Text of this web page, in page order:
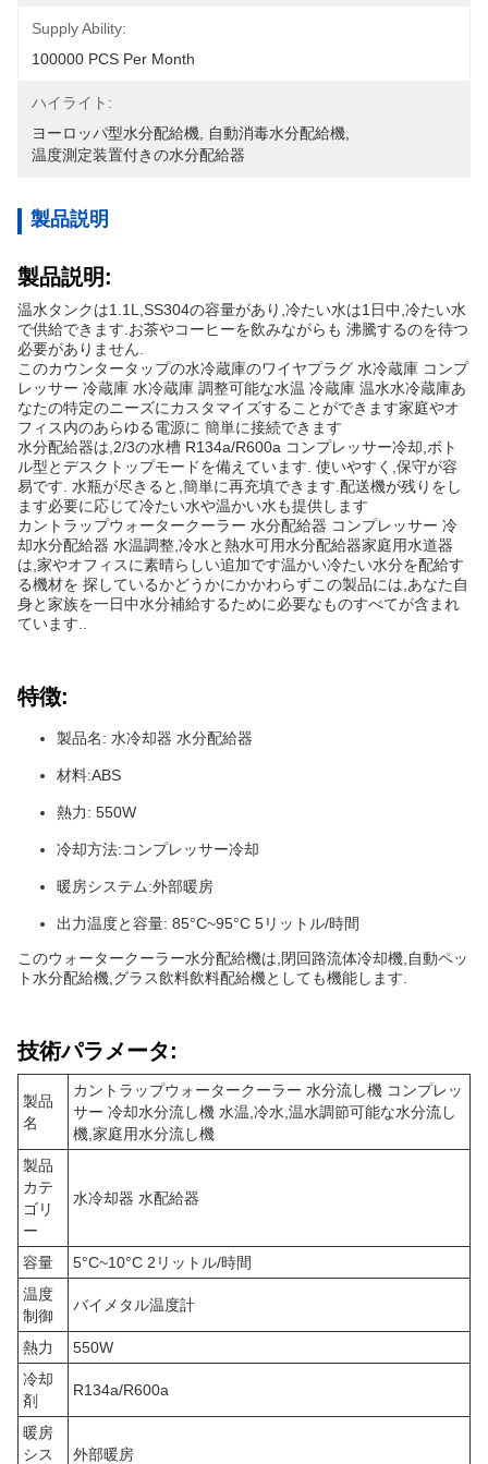
Supply Ability:
100000 PCS Per Month
ハイライト:
ヨーロッパ型水分配給機
自動消毒水分配給機
温度測定装置付きの水分配給器
製品説明
製品説明:
温水タンクは1.1L,SS304の容量があり,冷たい水は1日中,冷たい水
で供給できます.お茶やコーヒーを飲みながらも 沸騰するのを待つ
必要がありません.
このカウンタータップの水冷蔵庫のワイヤプラグ 水冷蔵庫 コンプ
レッサー 冷蔵庫 水冷蔵庫 調整可能な水温 冷蔵庫 温水水冷蔵庫あ
なたの特定のニーズにカスタマイズすることができます家庭やオ
フィス内のあらゆる電源に 簡単に接続できます
水分配給器は,2/3の水槽 R134a/R600a コンプレッサー冷却,ボト
ル型とデスクトップモードを備えています. 使いやすく,保守が容
易です. 水瓶が尽きると,簡単に再充填できます.配送機が残りをし
ます必要に応じて冷たい水や温かい水も提供します
カントラップウォータークーラー 水分配給器 コンプレッサー 冷
却水分配給器 水温調整,冷水と熱水可用水分配給器家庭用水道器
は,家やオフィスに素晴らしい追加です温かい冷たい水分を配給す
る機材を 探しているかどうかにかかわらずこの製品には,あなた自
身と家族を一日中水分補給するために必要なものすべてが含まれ
ています..
特徴:
製品名: 水冷却器 水分配給器
材料:ABS
熱力: 550W
冷却方法:コンプレッサー冷却
暖房システム:外部暖房
出力温度と容量: 85°C~95°C 5リットル/時間
このウォータークーラー水分配給機は,閉回路流体冷却機,自動ペッ
ト水分配給機,グラス飲料飲料配給機としても機能します.
技術パラメータ:
製品
名
カントラップウォータークーラー 水分流し機 コンプレッ
サー 冷却水分流し機 水温,冷水,温水調節可能な水分流し
機,家庭用水分流し機
製品
カテ
ゴリ
ー
水冷却器 水配給器
容量
5°C~10°C 2リットル/時間
温度
制御
バイメタル温度計
熱力
550W
冷却
剤
R134a/R600a
暖房
シス
外部暖房